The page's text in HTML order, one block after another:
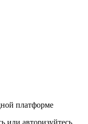
платформе
или авторизуйтесь